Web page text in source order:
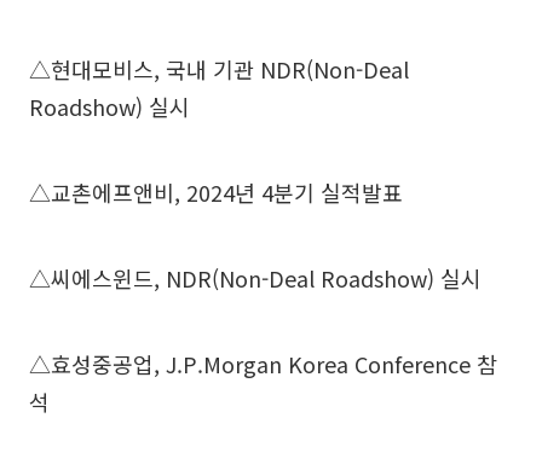
△현대모비스, 국내 기관 NDR(Non-Deal
Roadshow) 실시
△교촌에프앤비, 2024년 4분기 실적발표
△씨에스윈드, NDR(Non-Deal Roadshow) 실시
△효성중공업, J.P.Morgan Korea Conference 참
석